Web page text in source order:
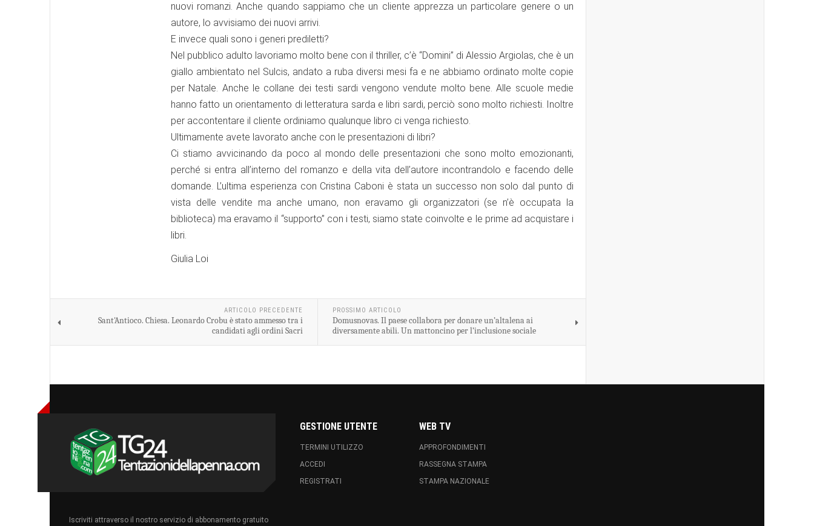
nuovi romanzi. Anche quando sappiamo che un cliente apprezza un particolare genere o un
autore, lo avvisiamo dei nuovi arrivi.
E invece quali sono i generi prediletti?
Nel pubblico adulto lavoriamo molto bene con il thriller, c’è “Domini” di Alessio Argiolas, che è un
giallo ambientato nel Sulcis, andato a ruba diversi mesi fa e ne abbiamo ordinato molte copie
per Natale. Anche le collane dei testi sardi vengono vendute molto bene. Alle scuole medie
hanno fatto un orientamento di letteratura sarda e libri sardi, perciò sono molto richiesti. Inoltre
per accontentare il cliente ordiniamo qualunque libro ci venga richiesto.
Ultimamente avete lavorato anche con le presentazioni di libri?
Ci stiamo avvicinando da poco al mondo delle presentazioni che sono molto emozionanti,
perché si entra all’interno del romanzo e della vita dell’autore incontrandolo e facendo delle
domande. L’ultima esperienza con Cristina Caboni è stata un successo non solo dal punto di
vista delle vendite ma anche umano, non eravamo gli organizzatori (se n’è occupata la
biblioteca) ma eravamo il “supporto” con i testi, siamo state coinvolte e le prime ad acquistare i
libri.
Giulia Loi
ARTICOLO PRECEDENTE
Sant'Antioco. Chiesa. Leonardo Crobu è stato ammesso tra i
candidati agli ordini Sacri
PROSSIMO ARTICOLO
Domusnovas. Il paese collabora per donare un’altalena ai
diversamente abili. Un mattoncino per l’inclusione sociale
Iscriviti attraverso il nostro servizio di abbonamento gratuito
GESTIONE UTENTE
TERMINI UTILIZZO
ACCEDI
REGISTRATI
WEB TV
APPROFONDIMENTI
RASSEGNA STAMPA
STAMPA NAZIONALE